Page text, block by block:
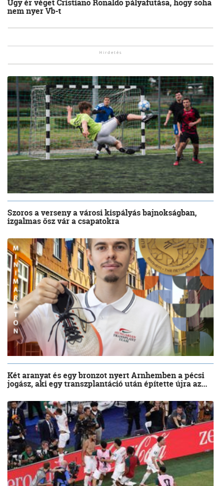
Úgy ér véget Cristiano Ronaldo pályafutása, hogy soha
nem nyer Vb-t
Szoros a verseny a városi kispályás bajnokságban,
izgalmas ősz vár a csapatokra
Két aranyat és egy bronzot nyert Arnhemben a pécsi
jogász, aki egy transzplantáció után építette újra az...